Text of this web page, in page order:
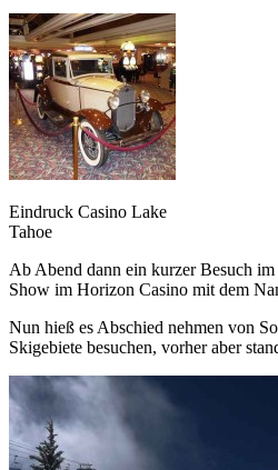
Eindruck Casino Lake
Tahoe
Ab Abend dann ein kurzer Besuch
Show im Horizon Casino mit dem
Nun hieß es Abschied nehmen von
Skigebiete besuchen, vorher aber